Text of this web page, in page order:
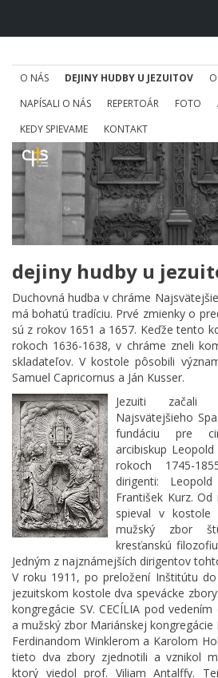
O NÁS DEJINY HUDBY U JEZUITOV
NAPÍSALI O NÁS
REPERTOÁR FOTO
KEDY SPIEVAME
KONTAKT
dejiny hudby u
Duchovná hudba v chráme
má bohatú tradíciu. Prvé zmienky o
sú z rokov 1651 a 1657. Keďže tento
rokoch 1636-1638, v chráme zneli
skladateľov. V kostole pôsobili
Samuel Capricornus a Ján Kusser.
Jezuiti začali
Najsvätejšieho
fundáciu pre
arcibiskup
rokoch 1745-
dirigenti:
František Kurz.
spieval v kostole
mužský zbor
kresťanskú
Jedným z najznámejších dirigentov
V roku 1911, po preložení Inštitútu
jezuitskom kostole dva spevácke
kongregácie SV. CECÍLIA pod
a mužský zbor Mariánskej kongregácie
Ferdinandom Winklerom a Karolom
tieto dva zbory zjednotili a vznikol
ktorý viedol prof. Viliam Antalffy.